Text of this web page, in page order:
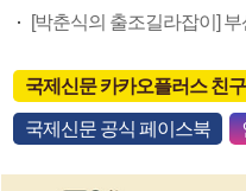
[박춘식의 출조길라잡이]
국제신문 카카오플러스 친구
국제신문 공식 페이스북